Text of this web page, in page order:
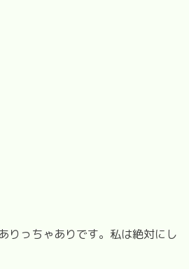
りっちゃありです。私は絶対にし